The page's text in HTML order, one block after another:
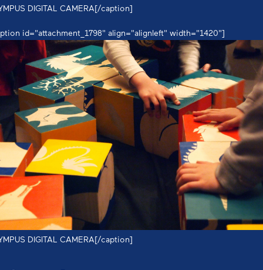
DIGITAL CAMERA[/caption]
id="attachment_1798" align="alignleft" width="1420"]
DIGITAL CAMERA[/caption]